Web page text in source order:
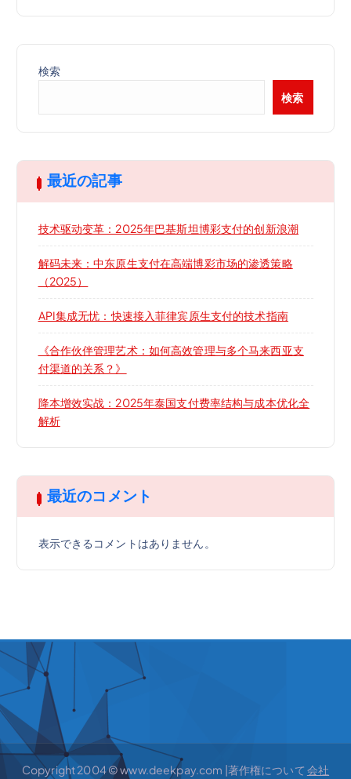
検索
検索
最近の記事
技术驱动变革：2025年巴基斯坦博彩支付的创新浪潮
解码未来：中东原生支付在高端博彩市场的渗透策略
（2025）
API集成无忧：快速接入菲律宾原生支付的技术指南
《合作伙伴管理艺术：如何高效管理与多个马来西亚支
付渠道的关系？》
降本增效实战：2025年泰国支付费率结构与成本优化全
解析
最近のコメント
表示できるコメントはありません。
Copyright 2004 © www.deekpay.com |著作権について 会社